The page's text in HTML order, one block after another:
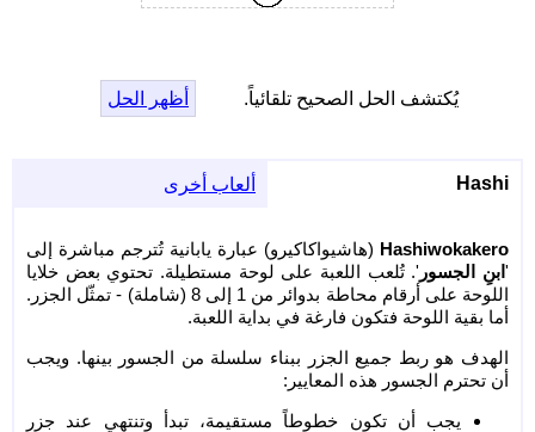
يُكتشف الحل الصحيح تلقائياً. أظهر الحل
Hashi ألعاب أخرى
Hashiwokakero (هاشيواكاكيرو) عبارة يابانية تُترجم مباشرة إلى
'ابنِ الجسور '. تُلعب اللعبة على لوحة مستطيلة. تحتوي بعض خلايا
اللوحة على أرقام محاطة بدوائر من 1 إلى 8 (شاملة) - تمثّل الجزر.
أما بقية اللوحة فتكون فارغة في بداية اللعبة.
الهدف هو ربط جميع الجزر ببناء سلسلة من الجسور بينها. ويجب
أن تحترم الجسور هذه المعايير:
يجب أن تكون خطوطاً مستقيمة، تبدأ وتنتهي عند جزر